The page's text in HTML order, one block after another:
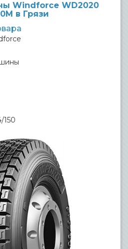
Windforce WD2020
в Грязи
150